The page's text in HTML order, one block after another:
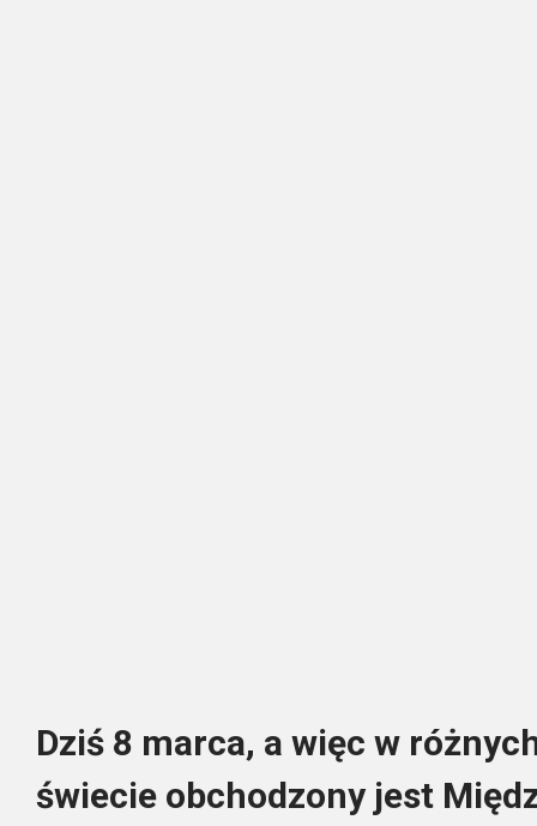
Dziś 8 marca, a więc w
świecie obchodzony jest